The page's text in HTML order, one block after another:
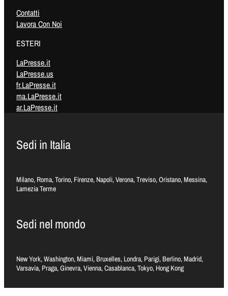
Contatti
Lavora Con Noi
ESTERI
LaPresse.it
LaPresse.us
fr.LaPresse.it
ma.LaPresse.it
ar.LaPresse.it
Sedi in Italia
Milano, Roma, Torino, Firenze, Napoli, Verona, Treviso, Oristano, Messina,
Lamezia Terme
Sedi nel mondo
New York, Washington, Miami, Bruxelles, Londra, Parigi, Berlino, Madrid,
Varsavia, Praga, Ginevra, Vienna, Casablanca, Tokyo, Hong Kong